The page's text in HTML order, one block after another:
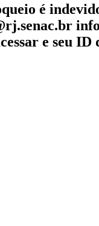
é
e seu ID